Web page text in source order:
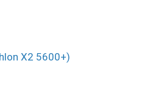
X2 5600+)